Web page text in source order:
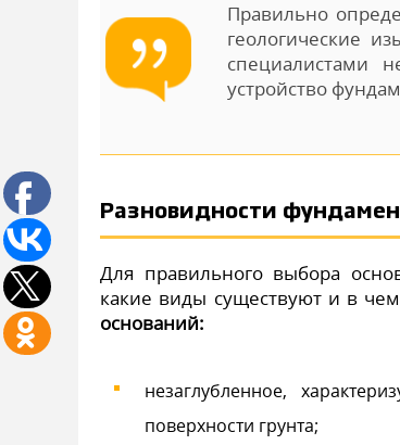
Правильно
геологические
специалистами
устройство
Разновидности
Для правильного выбора
какие виды существуют и в
оснований:
незаглубленное,
поверхности грунта;